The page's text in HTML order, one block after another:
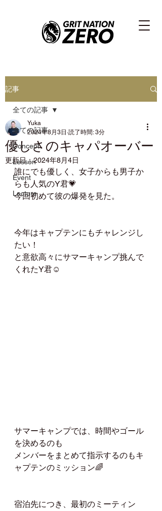
記事
全ての記事
Concept
Lesson
Event
Lecture
全ての記事
優しさのキャパオーバー
Yuka
2024年8月3日 読了時間: 3分
更新日：2024年8月4日
誰にでも優しく、女子からも男子か
らも人気のY君💗
今回初めて彼の爆発を見た。
今年はキャプテンにもチャレンジし
たい！
と意欲高々にサマーキャンプ挑んで
くれたY君☺️
サマーキャンプでは、時間やゴール
を決めるのも
メンバーをまとめて指示するのもキ
ャプテンのミッション🌈
宿泊先につき、最初のミーティン